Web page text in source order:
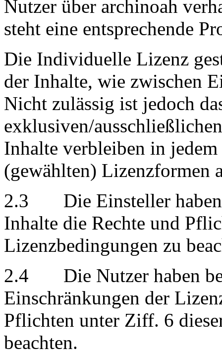
Nutzer über archinoah
steht eine entsprechende
Die Individuelle Lizenz
der Inhalte, wie zwischen
Nicht zulässig ist jedoch
exklusiven/
Inhalte verbleiben in
(gewählten) Lizenzformen
2.3 Die Einsteller haben
Inhalte die Rechte und
Lizenzbedingungen zu
2.4 Die Nutzer haben
Einschränkungen der
Pflichten unter Ziff. 6
beachten.